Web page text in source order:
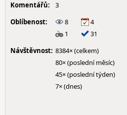
Komentářů:
3
Oblíbenost:
8
4
1
31
Návštěvnost: 8384× (celkem)
80× (poslední měsíc)
45× (poslední týden)
7× (dnes)